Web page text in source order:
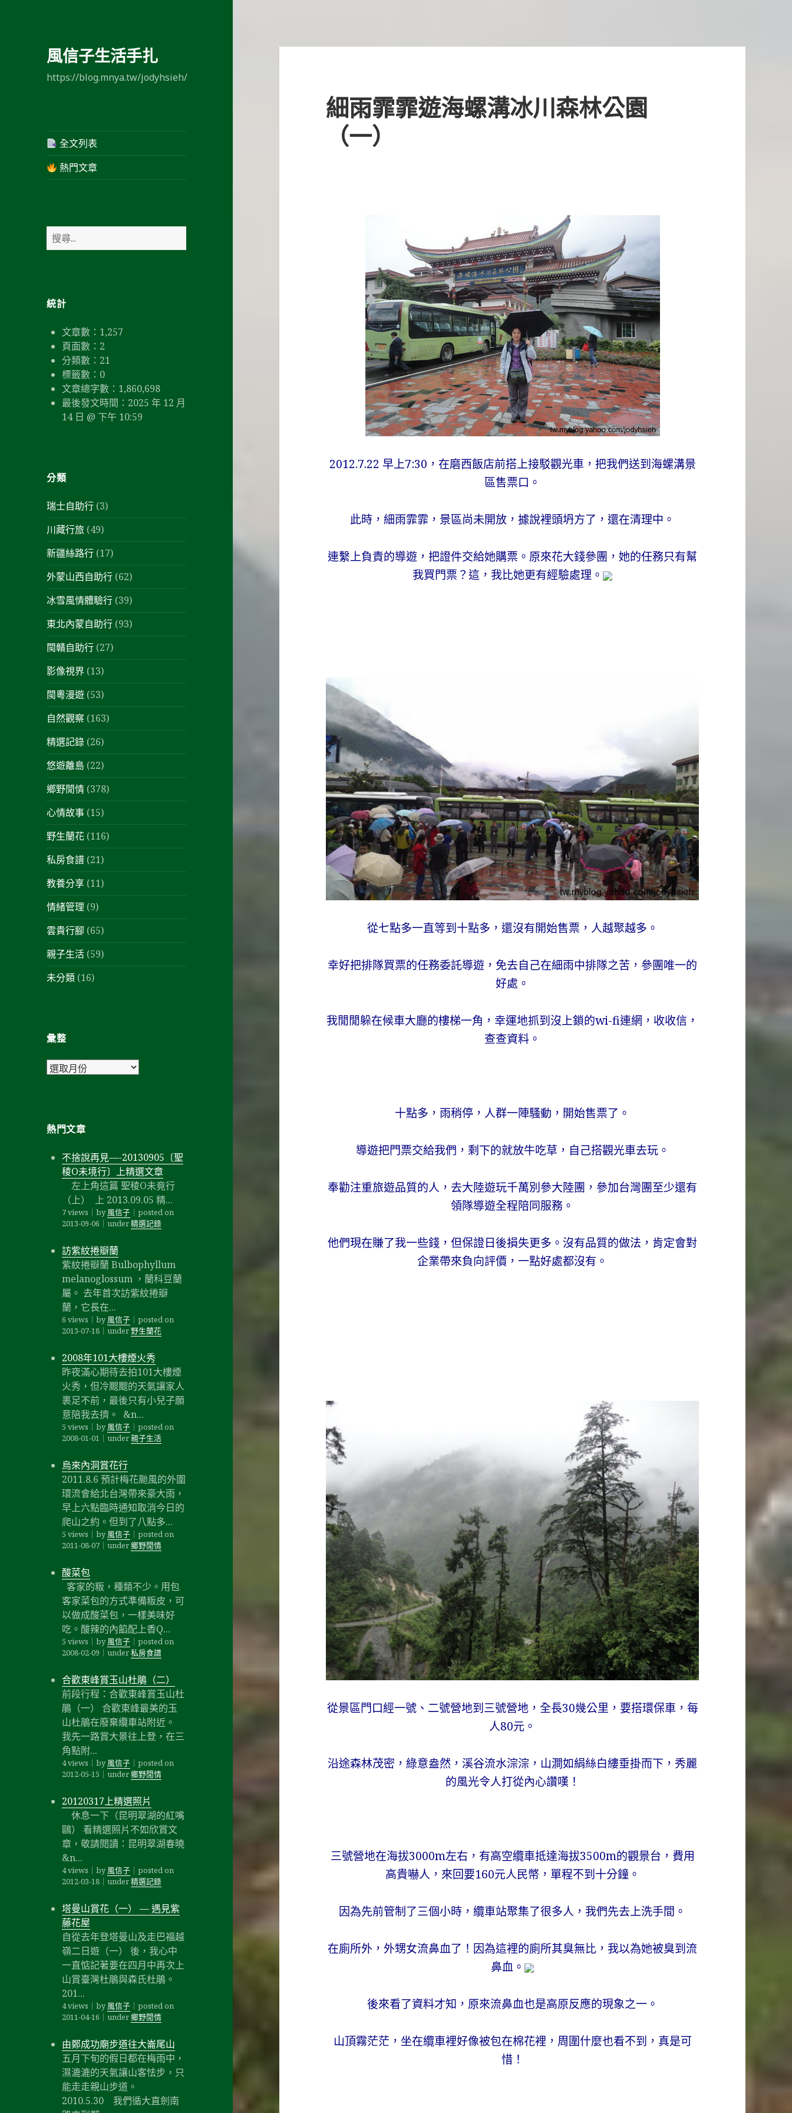
風信子生活手扎
https://blog.mnya.tw/jodyhsieh/
全文列表
熱門文章
搜
尋
統計
文章數： 1,257
頁面數： 2
分類數： 21
標籤數： 0
文章總字數：1,860,698
最後發文時間： 2025 年 12 月
14 日 @ 下午 10:59
分類
瑞士自助行 (3)
川藏行旅 (49)
新疆絲路行 (17)
外蒙山西自助行 (62)
冰雪風情體驗行 (39)
東北內蒙自助行 (93)
閩贛自助行 (27)
影像視界 (13)
閩粵漫遊 (53)
自然觀察 (163)
精選記錄 (26)
悠遊離島 (22)
鄉野閒情 (378)
心情故事 (15)
野生蘭花 (116)
私房食譜 (21)
教養分享 (11)
情緒管理 (9)
雲貴行腳 (65)
親子生活 (59)
未分類 (16)
彙整
彙
熱門文章
不捨說再見—-20130905〔聖
稜O未境行〕上精選文章
左上角這篇 聖稜O未竟行
（上） 上 2013.09.05 精...
7 views by風信子｜ posted on
2013-09-06
under精選記錄
訪紫紋捲瓣蘭
紫紋捲瓣蘭 Bulbophyllum
melanoglossum ，蘭科豆蘭
屬。 去年首次訪紫紋捲瓣
蘭，它長在...
6 views by風信子｜ posted on
2013-07-18｜ under 野生蘭花
2008年101大樓煙火秀
昨夜滿心期待去拍101大樓煙
火秀，但冷颼颼的天氣讓家人
裹足不前，最後只有小兒子願
意陪我去擠。 &n...
5 views by風信子｜ posted on
2008-01-01
under親子生活
烏來內洞賞花行
2011.8.6 預計梅花颱風的外圍
環流會給北台灣帶來豪大雨，
早上六點臨時通知取消今日的
爬山之約。但到了八點多...
5 views by風信子｜ posted on
2011-08-07｜ under鄉野閒情
酸菜包
客家的粄，種類不少。用包
客家菜包的方式準備粄皮，可
以做成酸菜包，一樣美味好
吃。酸辣的內餡配上香Q...
5 views by風信子｜ posted on
2008-02-09
under私房食譜
合歡東峰賞玉山杜鵑（二）
前段行程：合歡東峰賞玉山杜
鵑（一） 合歡東峰最美的玉
山杜鵑在廢棄纜車站附近。
我先一路賞大景往上登，在三
角點附...
4 views by風信子｜ posted on
2012-05-15
under鄉野閒情
20120317上精選照片
休息一下（昆明翠湖的紅嘴
鷗） 看精選照片不如欣賞文
章，敬請閱讀：昆明翠湖春曉
&n...
4 views by風信子｜ posted on
2012-03-18｜ under精選記錄
塔曼山賞花（一） — 遇見紫
藤花屋
自從去年登塔曼山及走巴福越
嶺二日遊（一） 後，我心中
一直惦記著要在四月中再次上
山賞臺灣杜鵑與森氏杜鵑。
201...
4 views by風信子｜ posted on
2011-04-16
under鄉野閒情
由鄭成功廟步道往大崙尾山
五月下旬的假日都在梅雨中，
濕漉漉的天氣讓山客怯步，只
能走走親山步道。
2010.5.30 我們循大直劍南
細雨霏霏遊海螺溝冰川森林公園
（一）
2012.7.22 早上7:30，在磨西飯店前搭上接駁觀光車，把我們送到海螺溝景
區售票口。
此時，細雨霏霏，景區尚未開放，據說裡頭坍方了，還在清理中。
連繫上負責的導遊，把證件交給她購票。原來花大錢參團，她的任務只有幫
我買門票？這，我比她更有經驗處理。
從七點多一直等到十點多，還沒有開始售票，人越聚越多。
幸好把排隊買票的任務委託導遊，免去自己在細雨中排隊之苦，參團唯一的
好處。
我閒閒躲在候車大廳的樓梯一角，幸運地抓到沒上鎖的wi-fi連網，收收信，
查查資料。
十點多，雨稍停，人群一陣騷動，開始售票了。
導遊把門票交給我們，剩下的就放牛吃草，自己搭觀光車去玩。
奉勸注重旅遊品質的人，去大陸遊玩千萬別參大陸團，參加台灣團至少還有
領隊導遊全程陪同服務。
他們現在賺了我一些錢，但保證日後損失更多。沒有品質的做法，肯定會對
企業帶來負向評價，一點好處都沒有。
從景區門口經一號、二號營地到三號營地，全長30幾公里，要搭環保車，每
人80元。
沿途森林茂密，綠意盎然，溪谷流水淙淙，山澗如絹絲白縷垂掛而下，秀麗
的風光令人打從內心讚嘆！
三號營地在海拔3000m左右，有高空纜車抵達海拔3500m的觀景台，費用
高貴嚇人，來回要160元人民幣，單程不到十分鐘。
因為先前管制了三個小時，纜車站聚集了很多人，我們先去上洗手間。
在廁所外，外甥女流鼻血了！因為這裡的廁所其臭無比，我以為她被臭到流
鼻血。
後來看了資料才知，原來流鼻血也是高原反應的現象之一。
山頂霧茫茫，坐在纜車裡好像被包在棉花裡，周圍什麼也看不到，真是可
惜！